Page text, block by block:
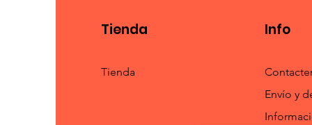
Tienda
Tienda
Info
Envío y